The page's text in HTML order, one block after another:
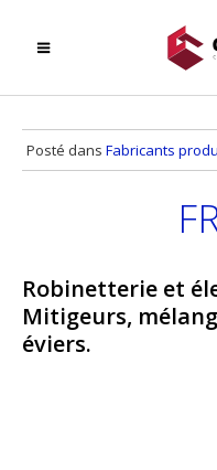
Posté dans Fabricants
Robinetterie et
Mitigeurs,
éviers.